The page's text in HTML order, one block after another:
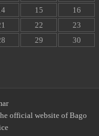
15
16
22
23
29
30
official website of Bago